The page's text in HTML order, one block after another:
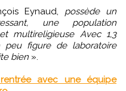
Eynaud, possède un
une population
multireligieuse Avec 1,3
peu figure de laboratoire
bien ».
avec une équipe